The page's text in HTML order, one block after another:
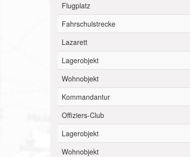
Flugplatz
Fahrschulstrecke
Lazarett
Lagerobjekt
Wohnobjekt
Kommandantur
Offiziers-Club
Lagerobjekt
Wohnobjekt